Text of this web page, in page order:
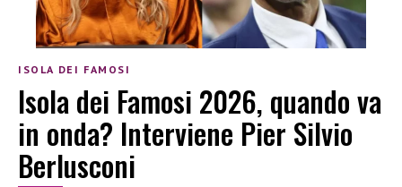
ISOLA DEI FAMOSI
Isola dei Famosi 2026, quando va
in onda? Interviene Pier Silvio
Berlusconi